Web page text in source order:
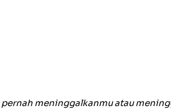
meninggalkanmu atau